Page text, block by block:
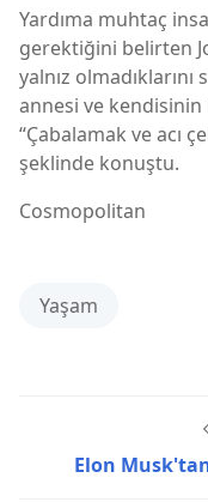
Yardıma muhtaç
gerektiğini belirten
yalnız olmadıklarını
annesi ve kendisinin
“Çabalamak ve acı
şeklinde konuştu.
Cosmopolitan
Yaşam
Elon